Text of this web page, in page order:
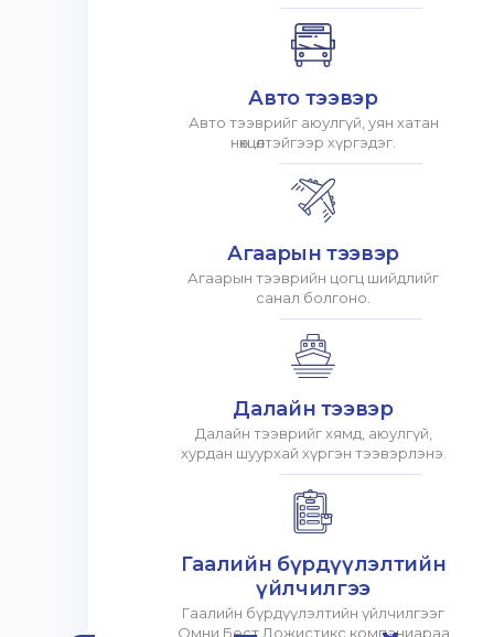
Авто тээвэр
Авто тээврийг аюулгүй, уян хатан
нөхцөлтэйгээр хүргэдэг.
Агаарын тээвэр
Агаарын тээврийн цогц шийдлийг
санал болгоно.
Далайн тээвэр
Далайн тээврийг хямд, аюулгүй,
хурдан шуурхай хүргэн тээвэрлэнэ.
Гаалийн бүрдүүлэлтийн
үйлчилгээ
Гаалийн бүрдүүлэлтийн үйлчилгээг
Омни Бест Ложистикс компаниараа